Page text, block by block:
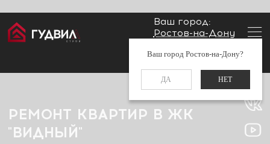
Ваш город:
Ростов-на-Дону
Ваш город Ростов-на-Дону?
ДА НЕТ
Заказать звонок
Главная Застройщики
РЕМОНТ КВАРТИР В ЖК
"ВИДНЫЙ"